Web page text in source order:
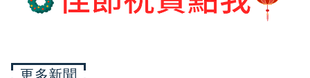
更多新聞